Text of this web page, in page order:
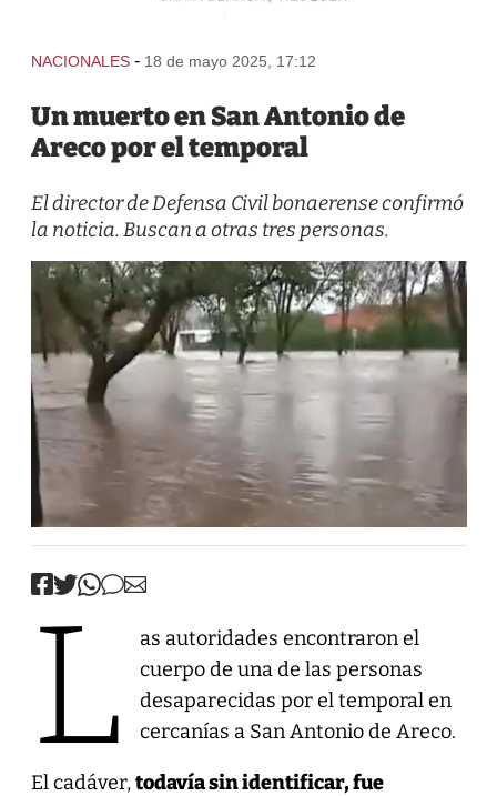
NACIONALES - 18 de mayo 2025, 17:12
Un muerto en San Antonio de
Areco por el temporal
El director de Defensa Civil bonaerense confirmó
la noticia. Buscan a otras tres personas.
L
as autoridades encontraron el
cuerpo de una de las personas
desaparecidas por el temporal en
cercanías a San Antonio de Areco.
El cadáver,todavía sin identificar, fue